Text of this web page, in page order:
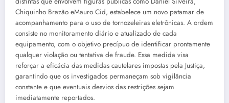
Chiquinho Brazão eMauro Cid, estabelece um novo patamar de
acompanhamento para o uso de tornozeleiras eletrônicas. A ordem
consiste no monitoramento diário e atualizado de cada
equipamento, com o objetivo precípuo de identificar prontamente
qualquer violação ou tentativa de fraude. Essa medida visa
reforçar a eficácia das medidas cautelares impostas pela Justiça,
garantindo que os investigados permaneçam sob vigilância
constante e que eventuais desvios das restrições sejam
imediatamente reportados.